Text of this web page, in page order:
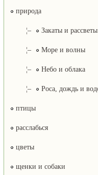
природа
¦– Закаты и рассветы
¦– Море и волны
¦– Небо и облака
¦– Роса, дождь и
птицы
расслабься
цветы
щенки и собаки